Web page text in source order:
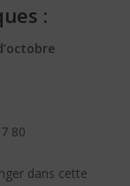
:
80
dans cette